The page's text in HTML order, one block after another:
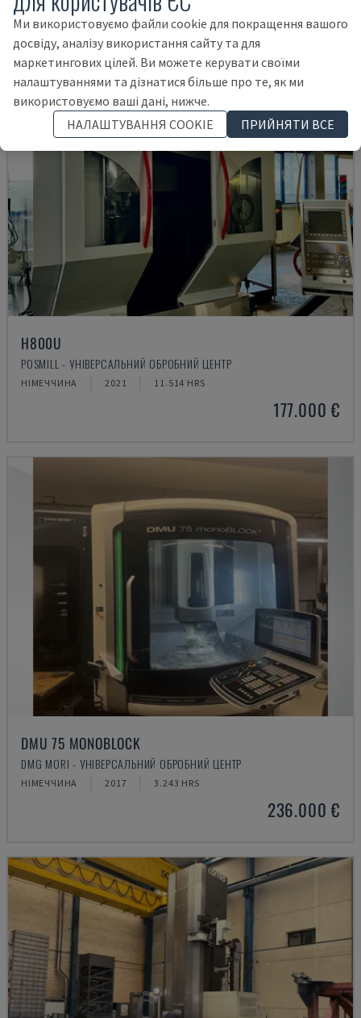
H800U
POSMILL - УНІВЕРСАЛЬНИЙ ОБРОБНИЙ ЦЕНТР
НІМЕЧЧИНА 2021 11.514 HRS
177.000 €
DMU 75 MONOBLOCK
DMG MORI - УНІВЕРСАЛЬНИЙ ОБРОБНИЙ ЦЕНТР
НІМЕЧЧИНА 2017 3.243 HRS
236.000 €
Ми використовуємо файли cookie для покращення вашого
досвіду, аналізу використання сайту та для
маркетингових цілей. Ви можете керувати своїми
налаштуваннями та дізнатися більше про те, як ми
використовуємо ваші дані, нижче.
НАЛАШТУВАННЯ COOKIE
ПРИЙНЯТИ ВСЕ